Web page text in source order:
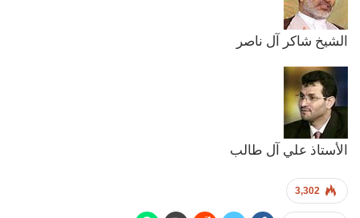
الشيخ شاكر آل ناصر
الأستاذ علي آل طالب
3,302